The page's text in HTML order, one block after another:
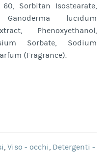
60, Sorbitan Isostearate,
Ganoderma lucidum
Phenoxyethanol,
Sorbate, Sodium
(Fragrance).
Viso - occhi Detergenti -